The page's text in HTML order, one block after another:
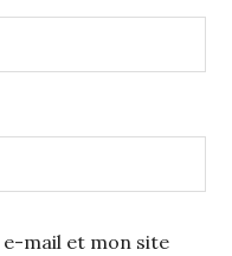
mail et mon site